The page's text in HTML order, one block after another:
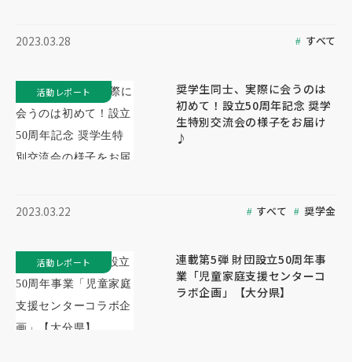
2023.03.28 すべて
奨学生同士、実際に会うのは
初めて！設立50周年記念 奨学
生特別交流会の様子をお届け
♪
2023.03.22 すべて 奨学金
活動レポート
連載第5弾 財団設立50周年事
業「児童家庭支援センターコ
ラボ企画」【大分県】
活動レポート